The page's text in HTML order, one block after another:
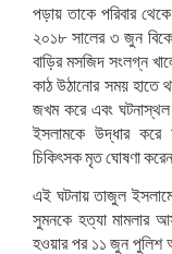
পড়ায় তাকে পরিবার
২০১৮ সালের ৩ জুন
বাড়ির মসজিদ সংলগ্ন
কাঠ উঠানোর সময় হাতে
জখম করে এবং
ইসলামকে উদ্ধার করে
চিকিৎসক মৃত ঘোষণা
এই ঘটনায় তাজুল
সুমনকে হত্যা মামলার
হওয়ার পর ১১ জুন পুলিশ